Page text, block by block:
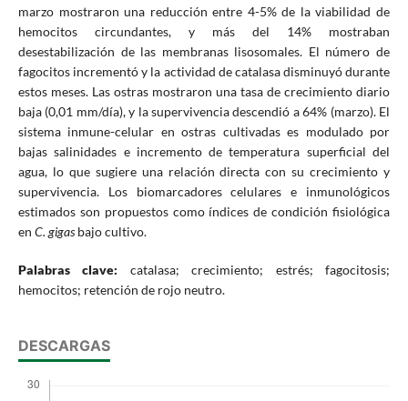
marzo mostraron una reducción entre 4-5% de la viabilidad de
hemocitos circundantes, y más del 14% mostraban
desestabilización de las membranas lisosomales. El número de
fagocitos incrementó y la actividad de catalasa disminuyó durante
estos meses. Las ostras mostraron una tasa de crecimiento diario
baja (0,01 mm/día), y la supervivencia descendió a 64% (marzo). El
sistema inmune-celular en ostras cultivadas es modulado por
bajas salinidades e incremento de temperatura superficial del
agua, lo que sugiere una relación directa con su crecimiento y
supervivencia. Los biomarcadores celulares e inmunológicos
estimados son propuestos como índices de condición fisiológica
en C. gigas bajo cultivo.
Palabras clave: catalasa; crecimiento; estrés; fagocitosis;
hemocitos; retención de rojo neutro.
DESCARGAS